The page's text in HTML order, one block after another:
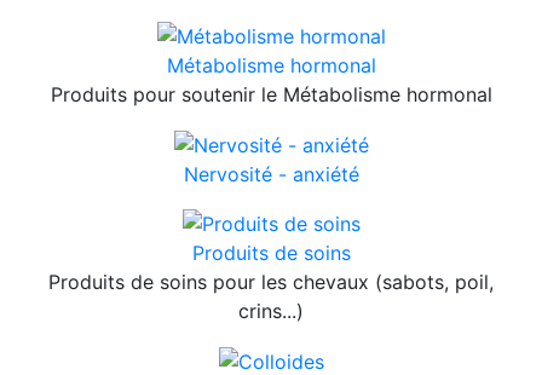
Métabolisme hormonal
Produits pour soutenir le Métabolisme hormonal
Nervosité - anxiété
Produits de soins
Produits de soins pour les chevaux (sabots, poil,
crins...)